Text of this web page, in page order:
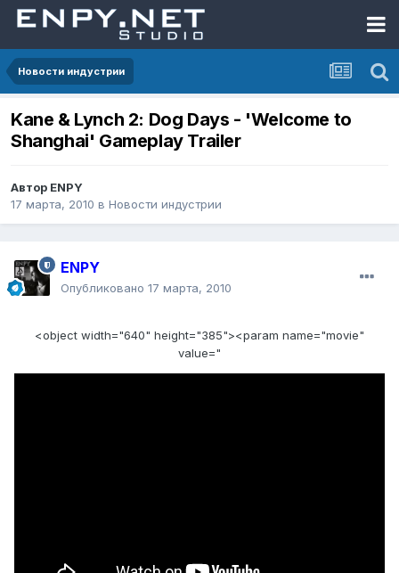
Новости индустрии
Kane & Lynch 2: Dog Days - 'Welcome to
Shanghai' Gameplay Trailer
Автор ENPY
17 марта, 2010 в Новости индустрии
ENPY
Опубликовано 17 марта, 2010
<object width="640" height="385"><param name="movie"
value="